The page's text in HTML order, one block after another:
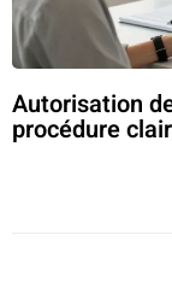
Autorisation
procédure